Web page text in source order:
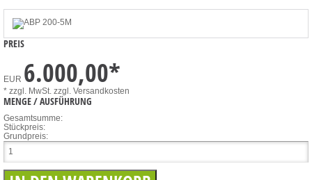
PREIS
EUR 6.000,00*
* zzgl. MwSt. zzgl. Versandkosten
MENGE / AUSFÜHRUNG
Gesamtsumme:
Stückpreis:
Grundpreis: